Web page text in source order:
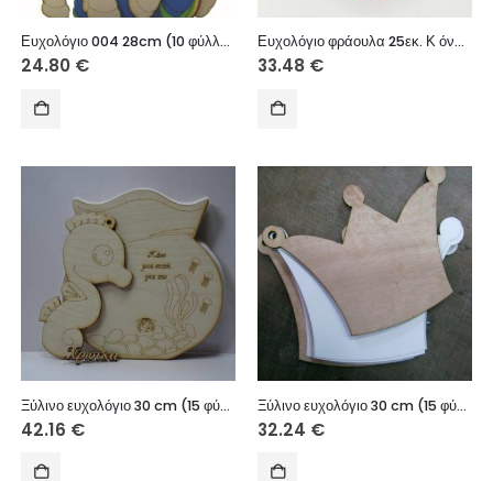
Ευχολόγιο 004 28cm (10 φύλλα)
24.80 €
Ευχολόγιο φράουλα 25εκ. Κ όνομα 15 φυλλα
33.48 €
Ξύλινο ευχολόγιο 30 cm (15 φύλλα)
42.16 €
Ξύλινο ευχολόγιο 30 cm (15 φύλλα)
32.24 €